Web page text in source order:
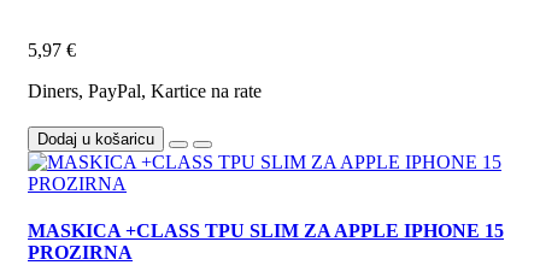
5,97 €
Diners, PayPal, Kartice na rate
Dodaj u košaricu
MASKICA +CLASS TPU SLIM ZA APPLE IPHONE 15
PROZIRNA